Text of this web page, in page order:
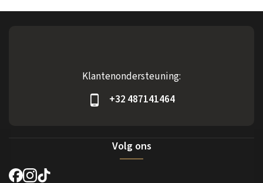
Klantenondersteuning:
+32 487141464
Volg ons